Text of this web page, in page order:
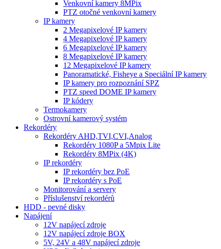
Venkovní kamery 8MPix
PTZ otočné venkovní kamery
IP kamery
2 Megapixelové IP kamery
4 Megapixelové IP kamery
6 Megapixelové IP kamery
8 Megapixelové IP kamery
12 Megapixelové IP kamery
Panoramatické, Fisheye a Speciální IP kamery
IP kamery pro rozpoznání SPZ
PTZ speed DOME IP kamery
IP kódery
Termokamery
Ostrovní kamerový systém
Rekordéry
Rekordéry AHD,TVI,CVI,Analog
Rekordéry 1080P a 5Mpix Lite
Rekordéry 8MPix (4K)
IP rekordéry
IP rekordéry bez PoE
IP rekordéry s PoE
Monitorování a servery
Příslušenství rekordérů
HDD - pevné disky
Napájení
12V napájecí zdroje
12V napájecí zdroje BOX
5V, 24V a 48V napájecí zdroje